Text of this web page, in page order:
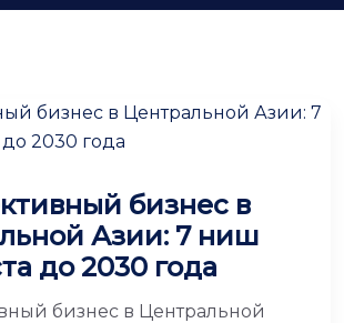
бизнес в
Азии: 7 ниш
до 2030 года
бизнес в Центральной